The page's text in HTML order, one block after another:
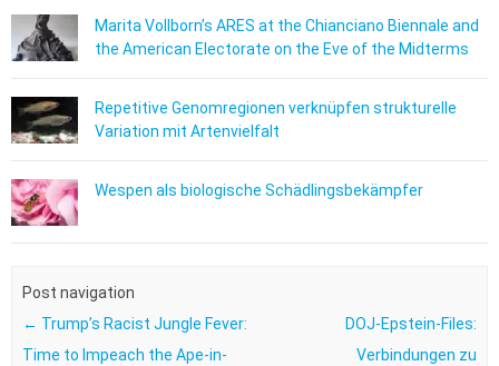
Marita Vollborn’s ARES at the Chianciano Biennale and
the American Electorate on the Eve of the Midterms
Repetitive Genomregionen verknüpfen strukturelle
Variation mit Artenvielfalt
Wespen als biologische Schädlingsbekämpfer
Post navigation
← Trump’s Racist Jungle Fever:
Time to Impeach the Ape-in-
DOJ-Epstein-Files:
Verbindungen zu